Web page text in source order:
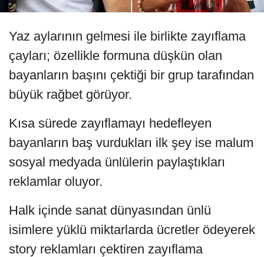
Yaz aylarının gelmesi ile birlikte zayıflama
çayları; özellikle formuna düşkün olan
bayanların başını çektiği bir grup tarafından
büyük rağbet görüyor.
Kısa sürede zayıflamayı hedefleyen
bayanların baş vurdukları ilk şey ise malum
sosyal medyada ünlülerin paylaştıkları
reklamlar oluyor.
Halk içinde sanat dünyasından ünlü
isimlere yüklü miktarlarda ücretler ödeyerek
story reklamları çektiren zayıflama